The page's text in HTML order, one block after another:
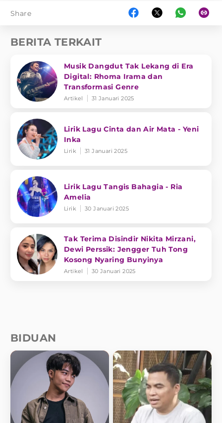
Share
BERITA TERKAIT
Musik Dangdut Tak Lekang di Era
Digital: Rhoma Irama dan
Transformasi Genre
Artikel 31 Januari 2025
Lirik Lagu Cinta dan Air Mata - Yeni
Inka
Lirik 31 Januari 2025
Lirik Lagu Tangis Bahagia - Ria
Amelia
Lirik 30 Januari 2025
Tak Terima Disindir Nikita Mirzani,
Dewi Perssik: Jengger Tuh Tong
Kosong Nyaring Bunyinya
Artikel 30 Januari 2025
BIDUAN